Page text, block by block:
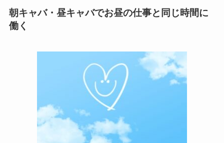
朝キャバ・昼キャバでお昼の仕事と同じ時間に
働く